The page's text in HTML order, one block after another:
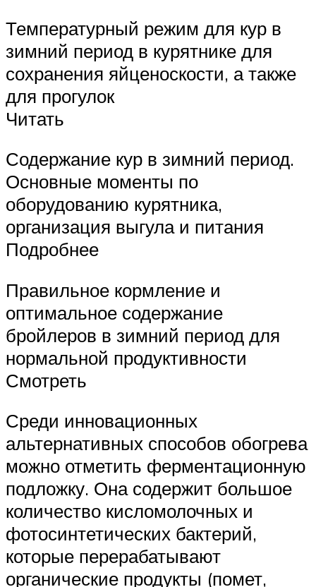
Температурный режим для кур в
зимний период в курятнике для
сохранения яйценоскости, а также
для прогулок
Читать
Содержание кур в зимний период.
Основные моменты по
оборудованию курятника,
организация выгула и питания
Подробнее
Правильное кормление и
оптимальное содержание
бройлеров в зимний период для
нормальной продуктивности
Смотреть
Среди инновационных
альтернативных способов обогрева
можно отметить ферментационную
подложку. Она содержит большое
количество кисломолочных и
фотосинтетических бактерий,
которые перерабатывают
органические продукты (помет,